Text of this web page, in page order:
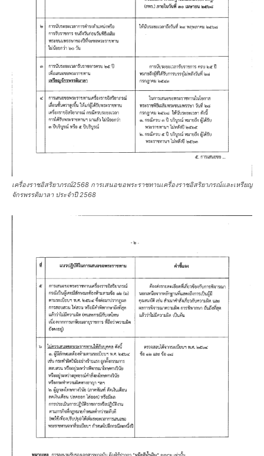
เครื่องราชอิสริยาภรณ์2568 การเสนอขอพระราชทานเครื่องราชอิสริยาภรณ์และเหรียญ
จักรพรรดิมาลา ประจำปี 2568